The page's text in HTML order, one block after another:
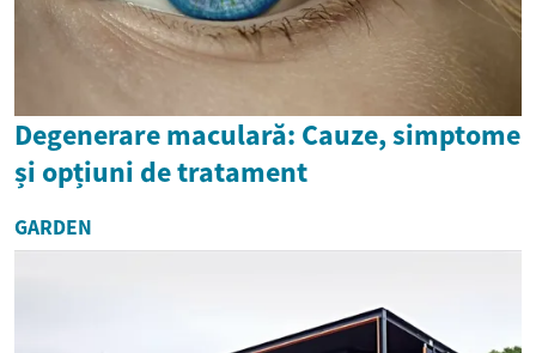
Degenerare maculară: Cauze, simptome
și opțiuni de tratament
GARDEN